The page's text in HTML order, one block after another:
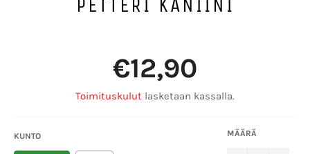
Normaalihinta
€12,90
Toimituskulut lasketaan kassalla.
KUNTO MÄÄRÄ